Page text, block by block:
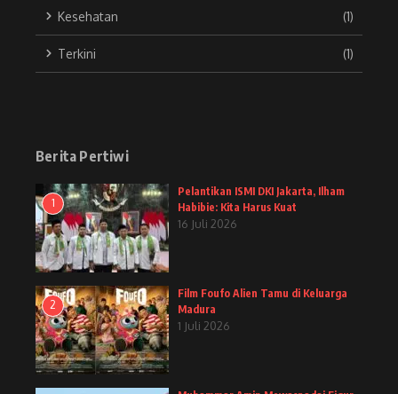
Kesehatan (1)
Terkini (1)
Berita Pertiwi
1
Pelantikan ISMI DKI Jakarta, Ilham
Habibie: Kita Harus Kuat
16 Juli 2026
2
Film Foufo Alien Tamu di Keluarga
Madura
1 Juli 2026